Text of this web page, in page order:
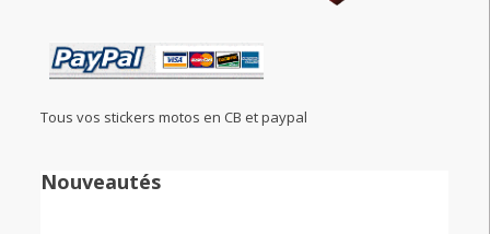
Tous vos stickers motos en CB et paypal
Nouveautés